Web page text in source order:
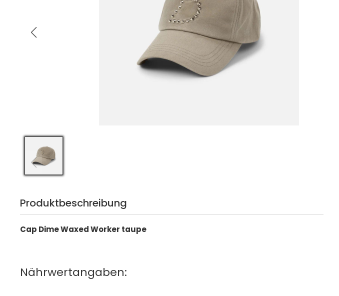
Produktbeschreibung
Cap Dime Waxed Worker taupe
Nährwertangaben: